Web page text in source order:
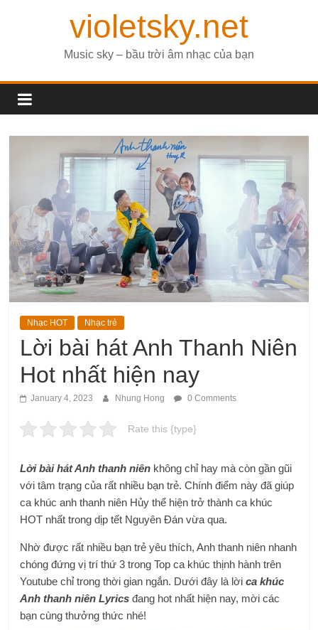
violetsky.net
Music sky – bầu trời âm nhạc của bạn
Nhạc HOT Nhạc trẻ
Lời bài hát Anh Thanh Niên
Hot nhất hiện nay
January 4, 2023 Nhung Hong 0 Comments
Rate this {type}
Lời bài hát Anh thanh niên không chỉ hay mà còn gần gũi
với tâm trạng của rất nhiều bạn trẻ. Chính điểm này đã giúp
ca khúc anh thanh niên Hủy thể hiện trở thành ca khúc
HOT nhất trong dịp tết Nguyên Đán vừa qua.
Nhờ được rất nhiều bạn trẻ yêu thích, Anh thanh niên nhanh
chóng đứng vị trí thứ 3 trong Top ca khúc thịnh hành trên
Youtube chỉ trong thời gian ngắn. Dưới đây là lời ca khúc
Anh thanh niên Lyrics đang hot nhất hiện nay, mời các
bạn cùng thưởng thức nhé!